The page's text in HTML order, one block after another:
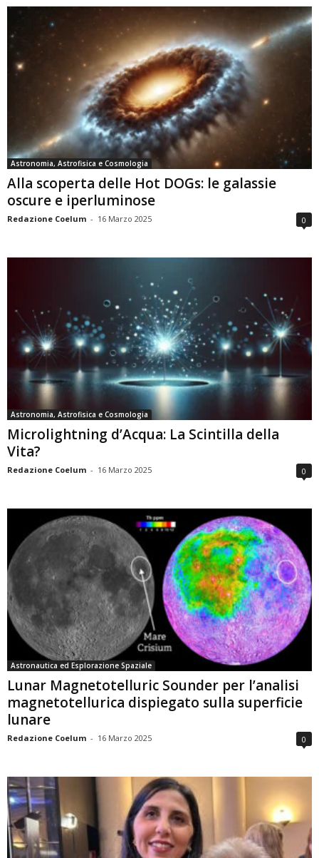
Astronomia, Astrofisica e Cosmologia
Alla scoperta delle Hot DOGs: le galassie
oscure e iperluminose
Redazione Coelum - 16 Marzo 2025 0
Astronomia, Astrofisica e Cosmologia
Microlightning d’Acqua: La Scintilla della
Vita?
Redazione Coelum - 16 Marzo 2025 0
Astronautica ed Esplorazione Spaziale
Lunar Magnetotelluric Sounder per l’analisi
magnetotellurica dispiegato sulla superficie
lunare
Redazione Coelum - 16 Marzo 2025 0